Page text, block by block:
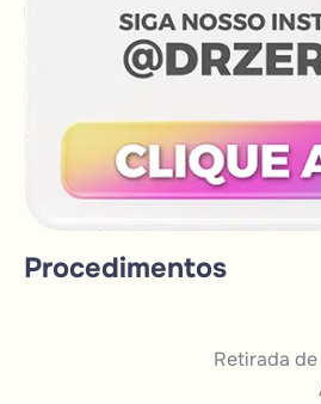
Procedimentos
Retirada